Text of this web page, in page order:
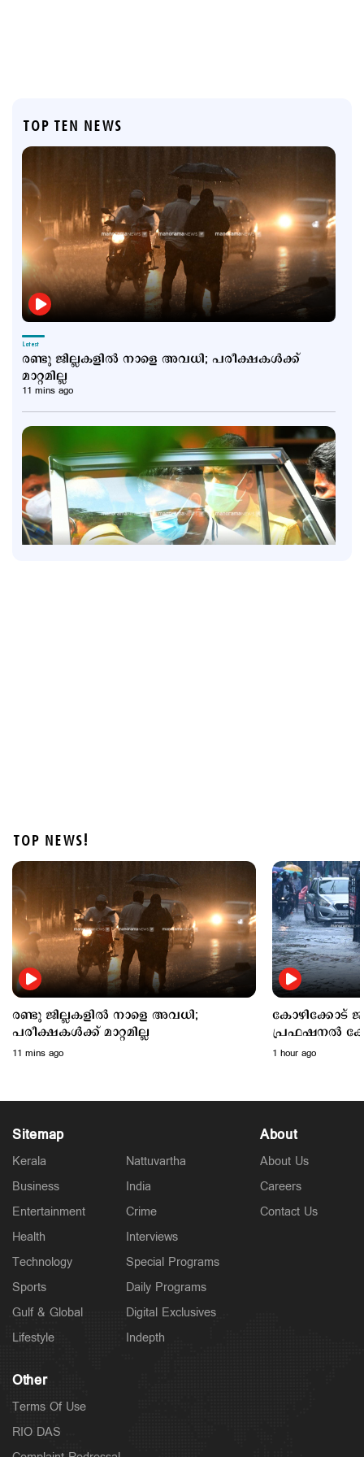
TOP TEN NEWS
Latest
രണ്ടു ജില്ലകളില്‍ നാളെ അവധി; പരീക്ഷകൾക്ക്
മാറ്റമില്ല
11 mins ago
കോഴിക്കോട് ജില്ലയില്‍ നാളെ അവധി; പ്രഫഷനല്‍
കോളജുകള്‍ക്ക് ബാധമകല്ല
1 hour ago
Latest
ഇരയായവരുടെ അസാധാരണ പ്രതിഷേധം
2 hours ago
TOP NEWS!
രണ്ടു ജില്ലകളില്‍ നാളെ അവധി;
പരീക്ഷകൾക്ക് മാറ്റമില്ല
11 mins ago
കോഴിക്കോട്
പ്രഫഷനല്‍
1 hour ago
Sitemap
Kerala
Business
Entertainment
Health
Technology
Sports
Gulf & Global
Lifestyle
Nattuvartha
India
Crime
Interviews
Special Programs
Daily Programs
Digital Exclusives
Indepth
About
About Us
Careers
Contact Us
Other
Terms Of Use
RIO DAS